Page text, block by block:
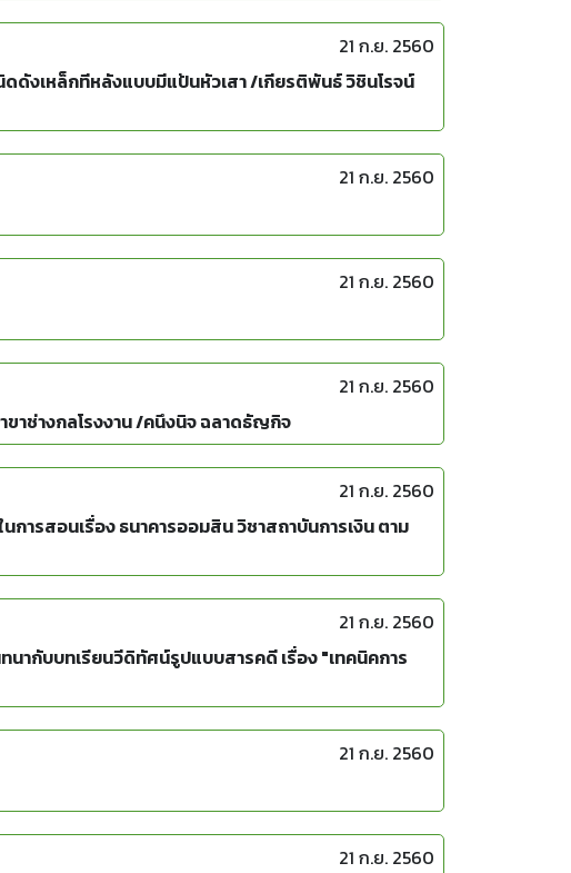
21 ก.ย. 2560
ดังเหล็กทีหลังแบบมีแป้นหัวเสา /เกียรติพันธ์ วิชินโรจน์
21 ก.ย. 2560
21 ก.ย. 2560
21 ก.ย. 2560
าช่างกลโรงงาน /คนึงนิจ ฉลาดธัญกิจ
21 ก.ย. 2560
ารสอนเรื่อง ธนาคารออมสิน วิชาสถาบันการเงิน ตาม
21 ก.ย. 2560
ากับบทเรียนวีดิทัศน์รูปแบบสารคดี เรื่อง "เทคนิคการ
21 ก.ย. 2560
21 ก.ย. 2560